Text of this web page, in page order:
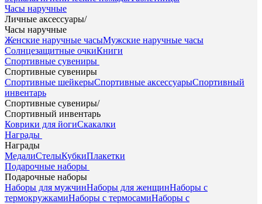
Часы наручные
Личные аксессуары/
Часы наручные
Женские наручные часыМужские наручные часы
Солнцезащитные очкиКниги
Спортивные сувениры
Спортивные сувениры
Спортивные шейкерыСпортивные аксессуарыСпортивный
инвентарь
Спортивные сувениры/
Спортивный инвентарь
Коврики для йогиСкакалки
Награды
Награды
МедалиСтелыКубкиПлакетки
Подарочные наборы
Подарочные наборы
Наборы для мужчинНаборы для женщинНаборы с
термокружкамиНаборы с термосамиНаборы с